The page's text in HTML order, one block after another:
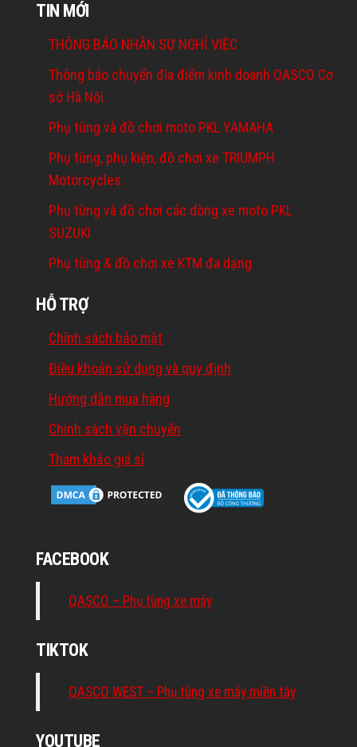
TIN MỚI
THÔNG BÁO NHÂN SỰ NGHỈ VIỆC
Thông báo chuyển địa điểm kinh doanh QASCO Cơ
sở Hà Nội
Phụ tùng và đồ chơi moto PKL YAMAHA
Phụ tùng, phụ kiện, đồ chơi xe TRIUMPH
Motorcycles
Phụ tùng và đồ chơi các dòng xe moto PKL
SUZUKI
Phụ tùng & đồ chơi xe KTM đa dạng
HỖ TRỢ
Chính sách bảo mật
Điều khoản sử dụng và quy định
Hướng dẫn mua hàng
Chính sách vận chuyển
Tham khảo giá sỉ
FACEBOOK
QASCO – Phụ tùng xe máy
TIKTOK
QASCO WEST – Phụ tùng xe máy miền tây
YOUTUBE